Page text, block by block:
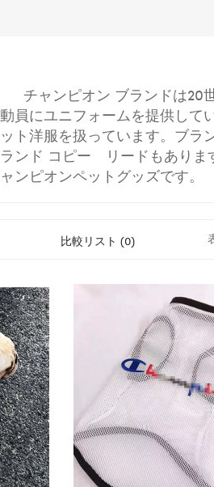
チャンピオン ブランドは20
動員にユニフォームを提供して
ット洋服を扱っています。ブ
ランド コピー リードもありま
ャンピオンペットグッズです。
比較リスト (0)